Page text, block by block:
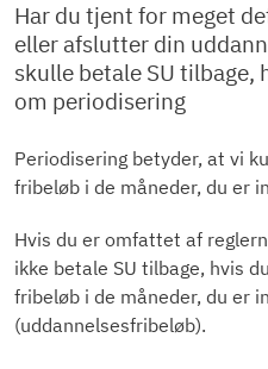
Har du tjent for meget
eller afslutter din
skulle betale SU tilbage,
om periodisering
Periodisering betyder, at vi
fribeløb i de måneder, du er
Hvis du er omfattet af
ikke betale SU tilbage, hvis
fribeløb i de måneder, du er
(uddannelsesfribeløb).